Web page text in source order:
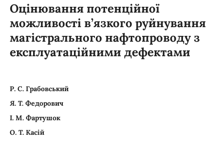
Оцінювання потенційної
можливості в’язкого руйнування
магістрального нафтопроводу з
експлуатаційними дефектами
Р. С. Грабовський
Я. Т. Федорович
І. М. Фартушок
О. Т. Касій